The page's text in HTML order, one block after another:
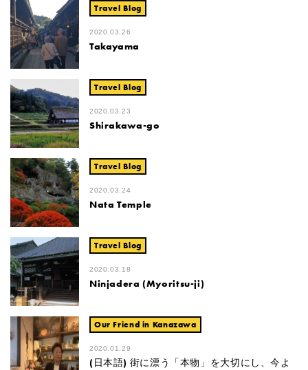
Travel Blog
2020.03.26
Takayama
Travel Blog
2020.03.23
Shirakawa-go
Travel Blog
2020.03.24
Nata Temple
Travel Blog
2020.03.18
Ninjadera (Myoritsu-ji)
Our Friend in Kanazawa
2020.01.29
(日本語) 街に漂う「本物」を大切にし、今よ